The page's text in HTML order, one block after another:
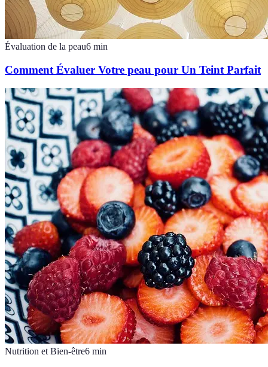
Évaluation de la peau6 min
Comment Évaluer Votre peau pour Un Teint Parfait
Nutrition et Bien-être6 min